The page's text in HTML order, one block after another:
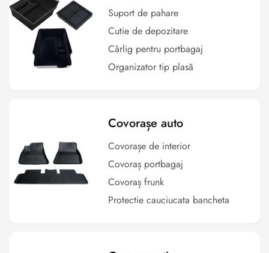
Suport de pahare
Cutie de depozitare
Cârlig pentru portbagaj
Organizator tip plasă
Covorașe auto
Covorașe de interior
Covoraș portbagaj
Covoraș frunk
Protectie cauciucata bancheta